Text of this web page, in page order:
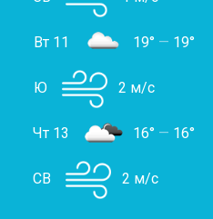
Вт 11 19° — 19°
Ю 2 м/с
Чт 13 16° — 16°
СВ 2 м/с